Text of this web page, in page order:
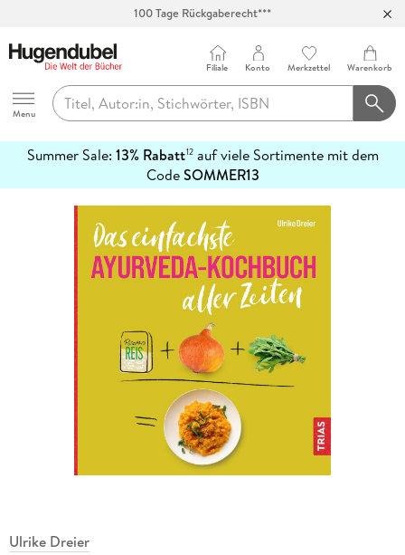
100 Tage Rückgaberecht***
Hugendubel
Menu
Filiale Konto Merkzettel Warenkorb
Summer Sale: 13% Rabatt12auf viele Sortimente mit dem
CodeSOMMER13
erfahren
Ulrike Dreier